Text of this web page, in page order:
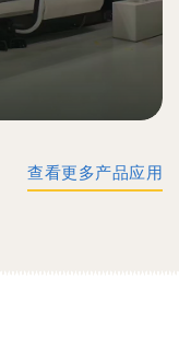
查看更多产品应用